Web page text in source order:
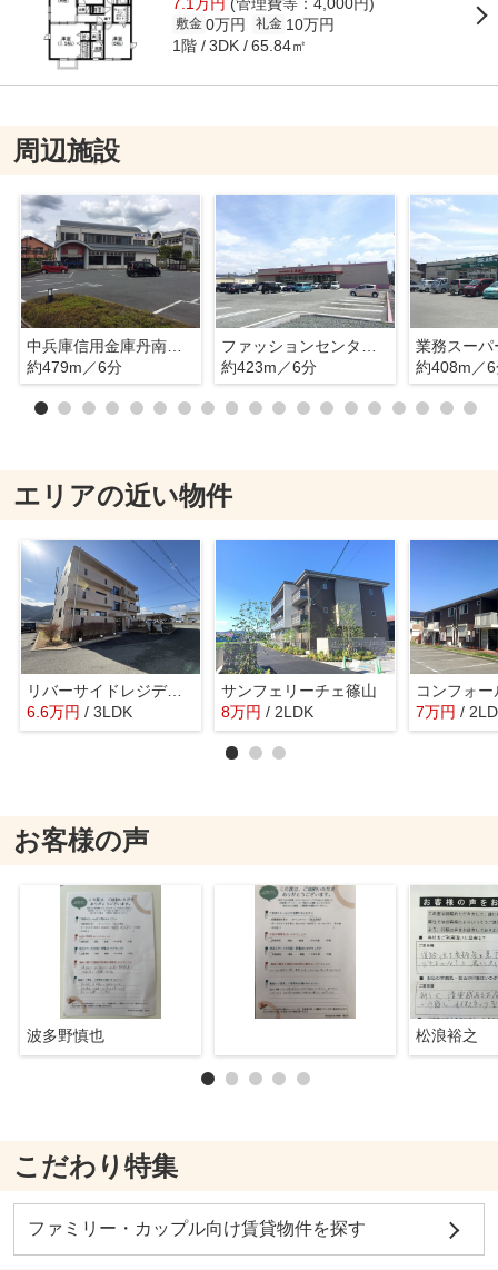
敷金 0万円 礼金 10万円
1階 3DK 65.84㎡
周辺施設
中兵庫信用金庫丹南支店
約479m／6分
約423m／6分
業務スーパ
約408m／
エリアの近い物件
リバーサイドレジデンスB
6.6万円 / 3LDK
サンフェリーチェ篠山
8万円 / 2LDK 7万円 /
お客様の声
波多野慎也 松浪裕之
こだわり特集
ファミリー・カップル向け賃貸物件を探す